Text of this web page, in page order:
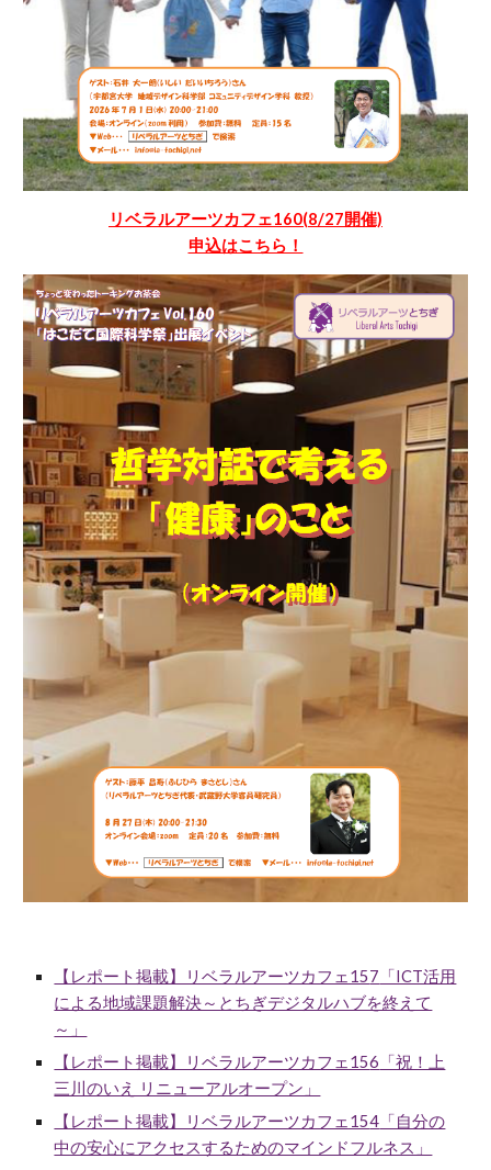
リベラルアーツカフェ160(8/27開催)
申込はこちら！
【レポート掲載】リベラルアーツカフェ157 「ICT活用
による地域課題解決～とちぎデジタルハブを終えて
～」
【レポート掲載】リベラルアーツカフェ156 「祝！上
三川のいえ リニューアルオープン」
【レポート掲載】リベラルアーツカフェ154 「自分の
中の安心にアクセスするためのマインドフルネス」